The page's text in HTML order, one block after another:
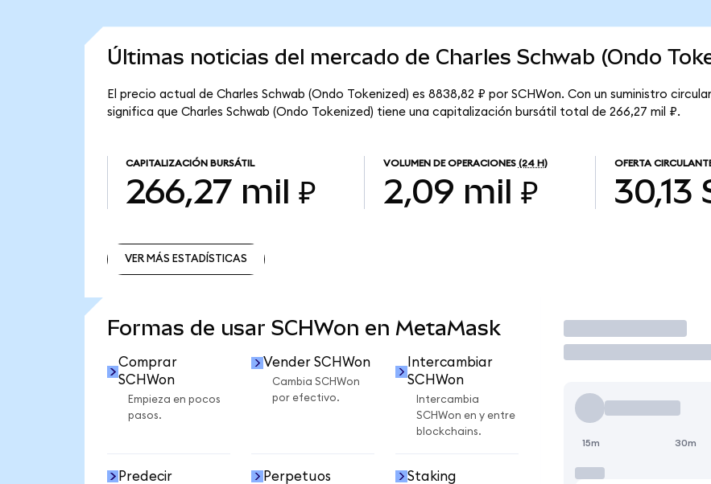
Últimas noticias del mercado de Charles Schwab (Ondo
El precio actual de Charles Schwab (Ondo Tokenized) es 8838,82 ₽ por SCHWon. Con un suministro
significa que Charles Schwab (Ondo Tokenized) tiene una capitalización bursátil total de 266,27 mil ₽.
CAPITALIZACIÓN BURSÁTIL
266,27 mil ₽
VOLUMEN DE OPERACIONES (24 H)
2,09 mil ₽
OFERTA
30,13
VER MÁS ESTADÍSTICAS
Formas de usar SCHWon en MetaMask
Comprar
SCHWon
Empieza en pocos
pasos.
Vender SCHWon
Cambia SCHWon
por efectivo.
Intercambiar
SCHWon
Intercambia
SCHWon en y entre
blockchains.
Predecir Perpetuos Staking
Operar
15m 30m